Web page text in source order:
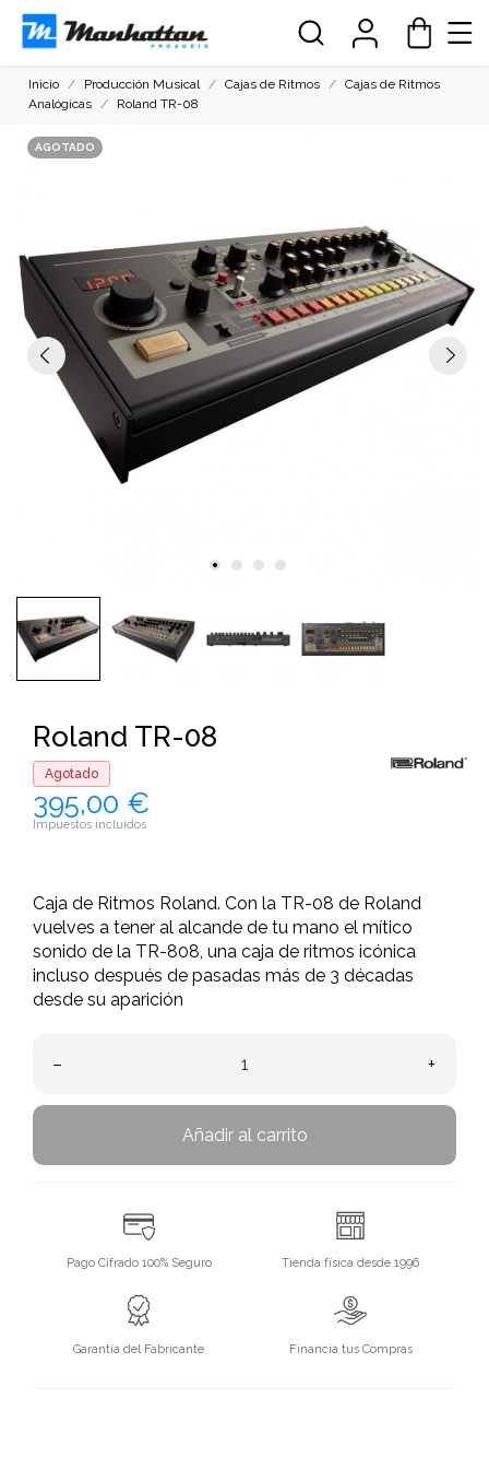
Inicio Producción Musical Cajas de Ritmos
Cajas de Ritmos
Analógicas
Roland TR-08
AGOTADO
Roland TR-08
Agotado
395,00 €
Impuestos incluidos
Caja de Ritmos Roland. Con la TR-08 de Roland
vuelves a tener al alcande de tu mano el mítico
sonido de la TR-808, una caja de ritmos icónica
incluso después de pasadas más de 3 décadas
desde su aparición
– +
Añadir al carrito
Pago Cifrado 100% Seguro Tienda física desde 1996
Garantía del Fabricante Financia tus Compras